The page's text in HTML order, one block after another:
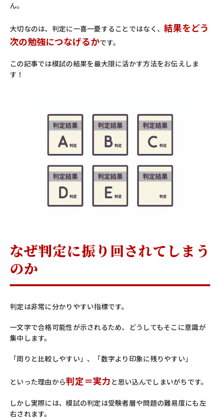
ん。
大切なのは、判定に一喜一憂することではなく、結果をどう
次の勉強につなげるかです。
この記事では模試の結果を最大限に活かす方法をお伝えしま
す！
なぜ判定に振り回されてしまう
のか
判定は非常に分かりやすい指標です。
一文字で合格可能性が示されるため、どうしてもそこに意識が
集中します。
「周りと比較しやすい」、「数字より印象に残りやすい」
といった理由から判定＝実力 と思い込んでしまいがちです。
しかし実際には、模試の判定は受験者層や問題の難易度にも左
右されます。